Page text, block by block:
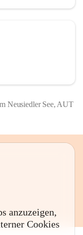
Neusiedler See, AUT
anzuzeigen,
Cookies